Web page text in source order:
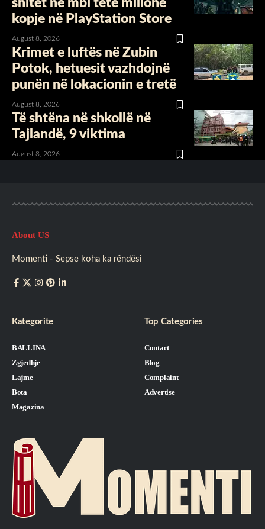
shitet në mbi tetë milionë
kopje në PlayStation Store
August 8, 2026
Krimet e luftës në Zubin
Potok, hetuesit vazhdojnë
punën në lokacionin e tretë
August 8, 2026
Të shtëna në shkollë në
Tajlandë, 9 viktima
August 8, 2026
About US
Momenti - Sepse koha ka rëndësi
Kategorite
BALLINA
Zgjedhje
Lajme
Bota
Magazina
Top Categories
Contact
Blog
Complaint
Advertise